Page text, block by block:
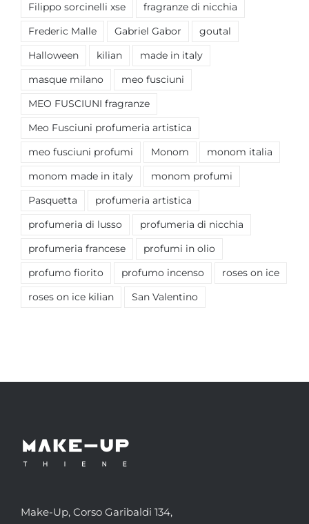
Filippo sorcinelli xse fragranze di nicchia
Frederic Malle Gabriel Gabor goutal
Halloween kilian made in italy
masque milano meo fusciuni
MEO FUSCIUNI fragranze
Meo Fusciuni profumeria artistica
meo fusciuni profumi Monom monom italia
monom made in italy monom profumi
Pasquetta profumeria artistica
profumeria di lusso profumeria di nicchia
profumeria francese profumi in olio
profumo fiorito profumo incenso roses on ice
roses on ice kilian San Valentino
Make-Up, Corso Garibaldi 134,